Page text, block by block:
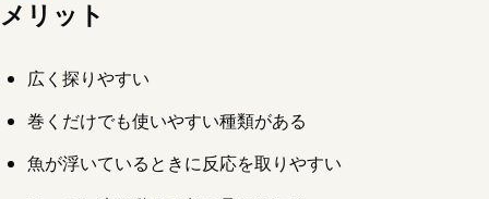
メリット
広く探りやすい
巻くだけでも使いやすい種類がある
魚が浮いているときに反応を取りやすい